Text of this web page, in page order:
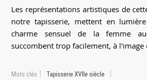
Les représentations artistiques de
notre tapisserie, mettent en
charme sensuel de la femme
succombent trop facilement, à l'image
Mots clés Tapisserie XVIIe siècle